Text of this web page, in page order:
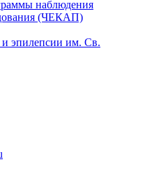
наблюдения
(ЧЕКАП)
эпилепсии им. Св.